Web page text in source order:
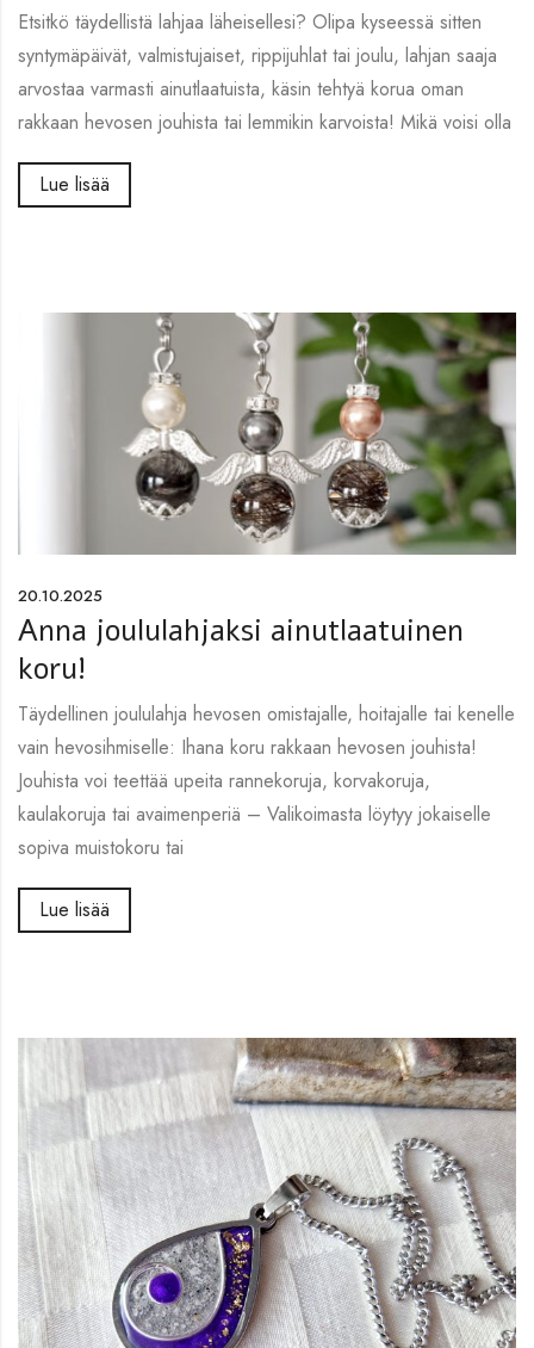
Etsitkö täydellistä lahjaa läheisellesi? Olipa kyseessä sitten
syntymäpäivät, valmistujaiset, rippijuhlat tai joulu, lahjan saaja
arvostaa varmasti ainutlaatuista, käsin tehtyä korua oman
rakkaan hevosen jouhista tai lemmikin karvoista! Mikä voisi olla
Lue lisää
20.10.2025
Anna joululahjaksi ainutlaatuinen
koru!
Täydellinen joululahja hevosen omistajalle, hoitajalle tai kenelle
vain hevosihmiselle: Ihana koru rakkaan hevosen jouhista!
Jouhista voi teettää upeita rannekoruja, korvakoruja,
kaulakoruja tai avaimenperiä – Valikoimasta löytyy jokaiselle
sopiva muistokoru tai
Lue lisää